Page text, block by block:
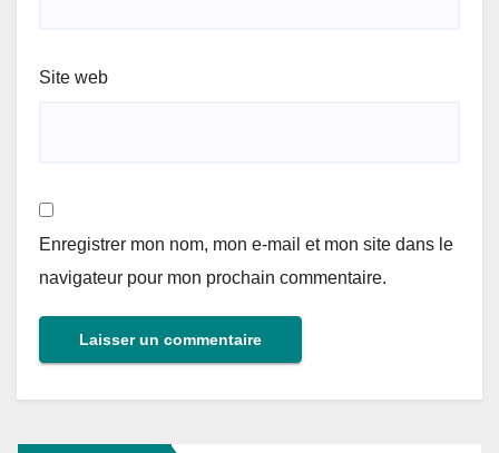
Site web
Enregistrer mon nom, mon e-mail et mon site dans le
navigateur pour mon prochain commentaire.